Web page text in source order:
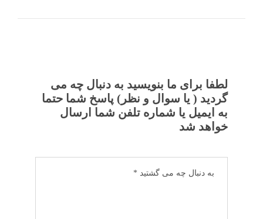
لطفا برای ما بنویسید به دنبال چه می
گردید ( یا سوال و نظر) پاسخ شما حتما
به ایمیل یا شماره تلفن شما ارسال
خواهد شد